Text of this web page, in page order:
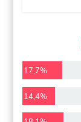
17,7%
14,4%